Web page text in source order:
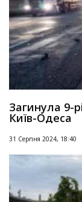
Загинула 9-
Київ-Одеса
31 Серпня 2024, 18:40